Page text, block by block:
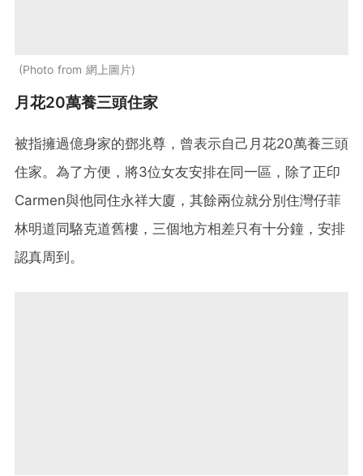
Photo from 網上圖片
月花20萬養三頭住家
被指擁過億身家的鄧兆尊，曾表示自己月花20萬養三頭
住家。為了方便，將3位女友安排在同一區，除了正印
Carmen與他同住永祥大廈，其餘兩位就分別住灣仔菲
林明道同駱克道舊樓，三個地方相差只有十分鐘，安排
認真周到。